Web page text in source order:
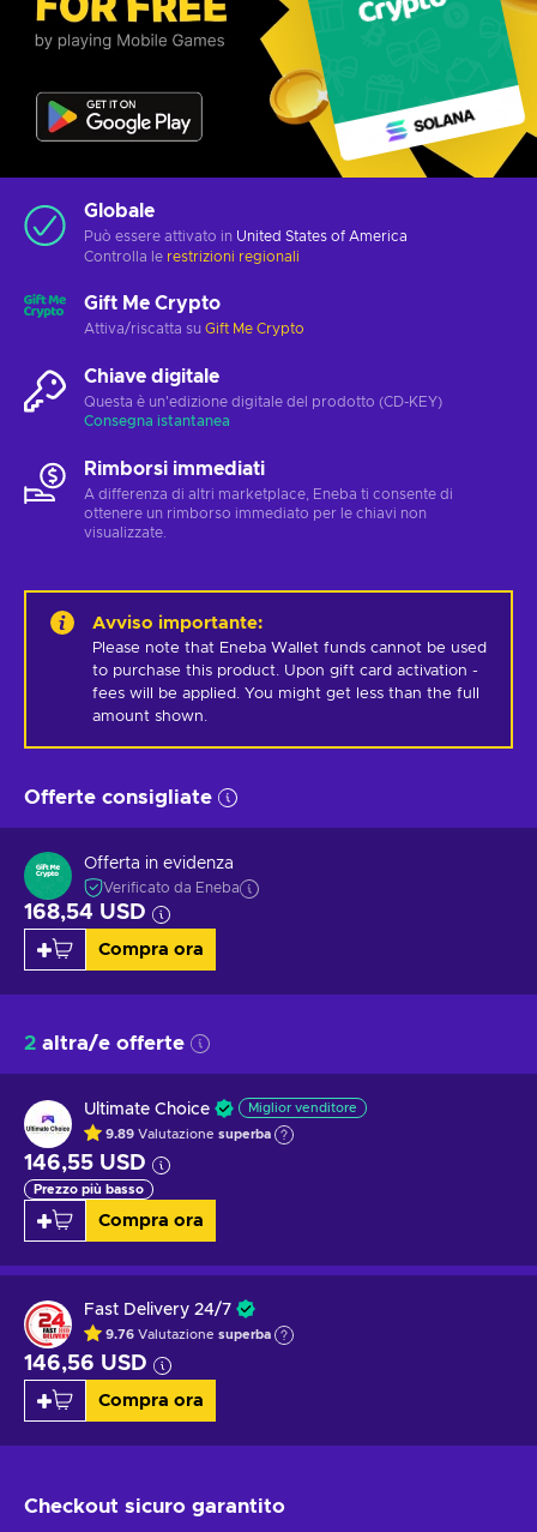
Globale
Può essere attivato in United States of America
Controlla le restrizioni regionali
Gift Me Crypto
Attiva/riscatta su Gift Me Crypto
Chiave digitale
Questa è un'edizione digitale del prodotto (CD-KEY)
Consegna istantanea
Rimborsi immediati
A differenza di altri marketplace, Eneba ti consente di
ottenere un rimborso immediato per le chiavi non
visualizzate.
Avviso importante:
Please note that Eneba Wallet funds cannot be used
to purchase this product. Upon gift card activation -
fees will be applied. You might get less than the full
amount shown.
Offerte consigliate
Offerta in evidenza
Verificato da Eneba
168,54 USD
Compra ora
2 altra/e offerte
Ultimate Choice Miglior venditore
9.89 Valutazione superba
146,55 USD
Prezzo più basso
Compra ora
Fast Delivery 24/7
9.76 Valutazione superba
146,56 USD
Compra ora
Checkout sicuro garantito